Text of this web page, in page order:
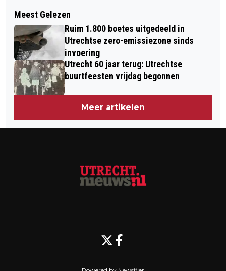
MUSEUM CATHARIJNECONVENT
VERWERFT GROTE ACHTTIENDE-
EEUWSE NAPOLITAANSE KERSTSTAL
JONGEN RIEP OP OM VANAVOND TE
GAAN RELLEN IN UTRECHT
Meest Gelezen
Ruim 1.800 boetes uitgedeeld in
Utrechtse zero-emissiezone sinds
invoering
Utrecht 60 jaar terug: Utrechtse
buurtfeesten vrijdag begonnen
Meer artikelen